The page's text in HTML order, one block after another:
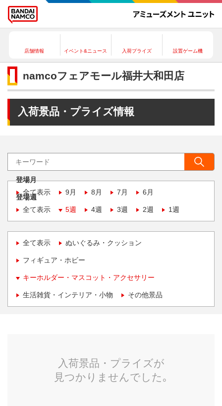
店舗情報 イベント&ニュース 入荷プライズ 設置ゲーム機
namcoフェアモール福井大和田店
入荷景品・プライズ情報
登場月
全て表示
9月 8月 7月 6月
登場週
全て表示
5週 4週 3週 2週 1週
全て表示 ぬいぐるみ・クッション
フィギュア・ホビー
キーホルダー・マスコット・アクセサリー
生活雑貨・インテリア・小物 その他景品